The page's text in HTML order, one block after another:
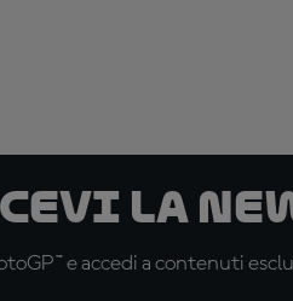
la
e accedi a contenuti